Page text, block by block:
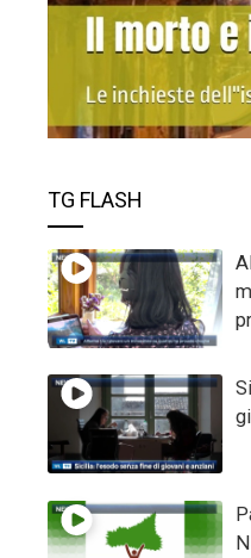
TG FLASH